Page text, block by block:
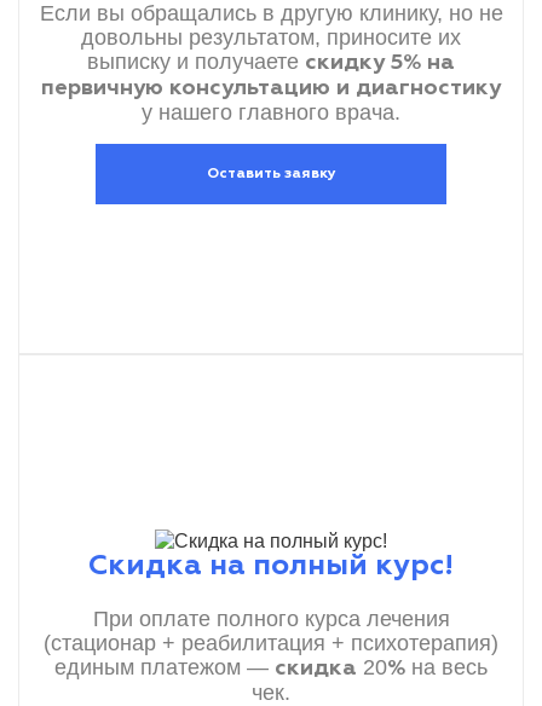
Если вы обращались в другую клинику, но не
довольны результатом, приносите их
выписку и получаете скидку 5% на
первичную консультацию и диагностику
у нашего главного врача.
Оставить заявку
Скидка на полный курс!
При оплате полного курса лечения
(стационар + реабилитация + психотерапия)
единым платежом — скидка 20% на весь
чек.